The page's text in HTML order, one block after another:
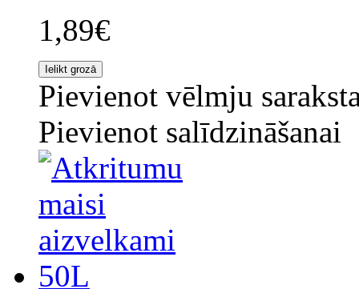
1,89€
Pievienot vēlmju
Pievienot salīdzināšanai